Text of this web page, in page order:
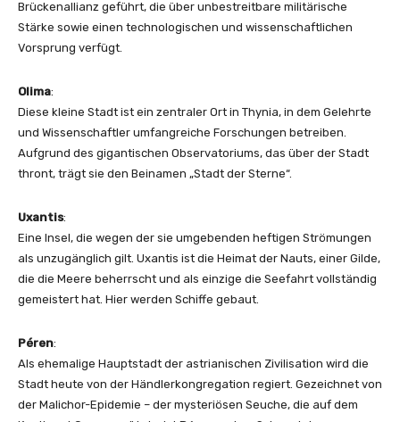
Brückenallianz geführt, die über unbestreitbare militärische
Stärke sowie einen technologischen und wissenschaftlichen
Vorsprung verfügt.
Olima:
Diese kleine Stadt ist ein zentraler Ort in Thynia, in dem Gelehrte
und Wissenschaftler umfangreiche Forschungen betreiben.
Aufgrund des gigantischen Observatoriums, das über der Stadt
thront, trägt sie den Beinamen „Stadt der Sterne“.
Uxantis:
Eine Insel, die wegen der sie umgebenden heftigen Strömungen
als unzugänglich gilt. Uxantis ist die Heimat der Nauts, einer Gilde,
die die Meere beherrscht und als einzige die Seefahrt vollständig
gemeistert hat. Hier werden Schiffe gebaut.
Péren:
Als ehemalige Hauptstadt der astrianischen Zivilisation wird die
Stadt heute von der Händlerkongregation regiert. Gezeichnet von
der Malichor-Epidemie – der mysteriösen Seuche, die auf dem